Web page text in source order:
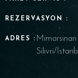
REZERVASYON :
ADRES :
Silivri/